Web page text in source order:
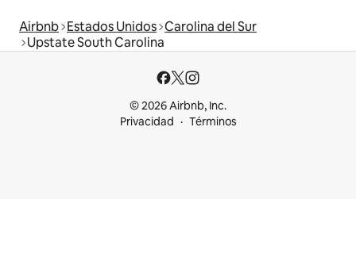
Airbnb Estados Unidos Carolina del Sur
Upstate South Carolina
© 2026 Airbnb, Inc.
Privacidad
Términos